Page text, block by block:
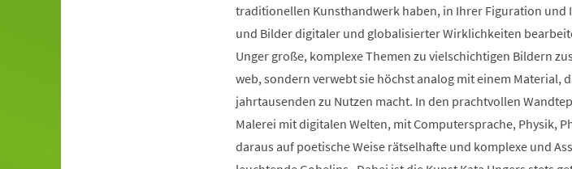
traditionellen Kunsthandwerk haben, in Ihrer Figuration und
und Bilder digitaler und globalisierter Wirklichkeiten
Unger große, komplexe Themen zu vielschichtigen Bildern
web, sondern verwebt sie höchst analog mit einem Material,
jahrtausenden zu Nutzen macht. In den prachtvollen
Malerei mit digitalen Welten, mit Computersprache, Physik,
daraus auf poetische Weise rätselhafte und komplexe und